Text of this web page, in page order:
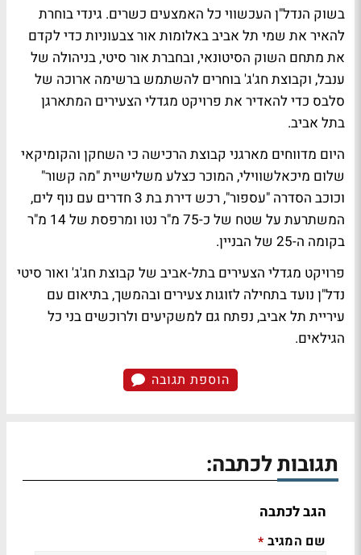
בשוק הנדל"ן העכשווי כל האמצעים כשרים. גינדי בוחרת
להאיר את שמי תל אביב באלומות אור צבעוניות כדי לקדם
את מתחם השוק הסיטונאי, ובחברת אור סיטי, בניהולה של
ענבל, וקבוצת חג'ג' בוחרים להשתמש ברשימה ארוכה של
סלבס כדי להאדיר את פרויקט מגדלי הצעירים המתארגן
בתל אביב.
היום מדווחים מארגני קבוצת הרכישה כי השחקן והקומיקאי
שלום מיכאלשווילי, המוכר כצלע משלישיית "מה קשור"
וכוכב הסדרה "עספור", רכש דירת בת 3 חדרים עם נוף לים,
המשתרעת על שטח של כ-75 מ"ר נטו ומרפסת של 14 מ"ר
בקומה ה-25 של הבניין.
פרויקט מגדלי הצעירים בתל-אביב של קבוצת חג'ג' ואור סיטי
נדל"ן נועד בתחילה לזוגות צעירים ובהמשך, בתיאום עם
עיריית תל אביב, נפתח גם למשקיעים ולרוכשים בני כל
הגילאים.
הוספת תגובה
תגובות לכתבה:
הגב לכתבה
שם המגיב *